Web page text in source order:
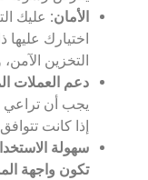
الأمان: عليك
اختيارك
التخزين الآمن،
دعم العملات
يجب أن تراعي
إذا كانت
سهولة
تكون واجهة